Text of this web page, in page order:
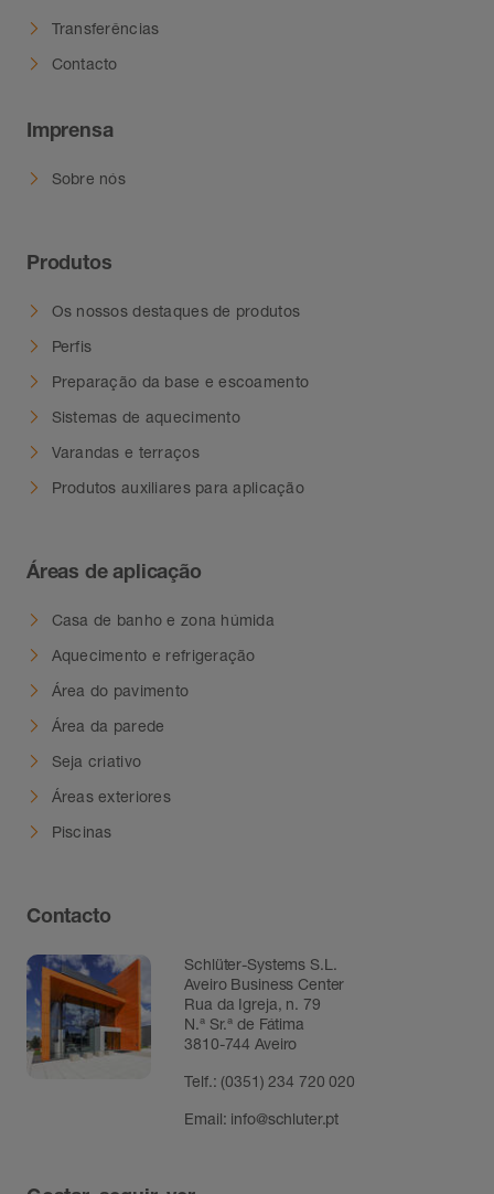
Transferências
Contacto
Imprensa
Sobre nós
Produtos
Os nossos destaques de produtos
Perfis
Preparação da base e escoamento
Sistemas de aquecimento
Varandas e terraços
Produtos auxiliares para aplicação
Áreas de aplicação
Casa de banho e zona húmida
Aquecimento e refrigeração
Área do pavimento
Área da parede
Seja criativo
Áreas exteriores
Piscinas
Contacto
Schlüter-Systems S.L.
Aveiro Business Center
Rua da Igreja, n. 79
N.ª Sr.ª de Fátima
3810-744 Aveiro
Telf.:(0351) 234 720 020
Email: info@schluter.pt